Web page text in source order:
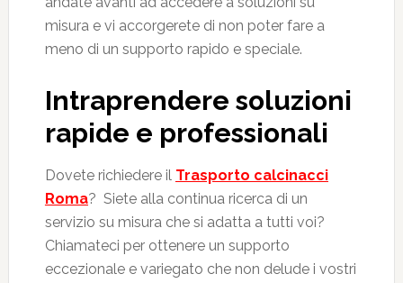
misura e vi accorgerete di non poter fare a
meno di un supporto rapido e speciale.
Intraprendere soluzioni
rapide e professionali
Dovete richiedere il Trasporto calcinacci
Roma? Siete alla continua ricerca di un
servizio su misura che si adatta a tutti voi?
Chiamateci per ottenere un supporto
eccezionale e variegato che non delude i vostri